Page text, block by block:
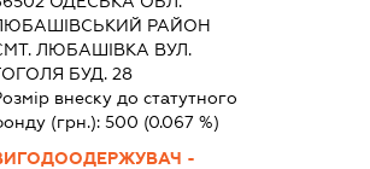
РАЙОН
ЛЮБАШІВКА ВУЛ.
БУД. 28
внеску до статутного
(грн.): 500 (0.067 %)
-